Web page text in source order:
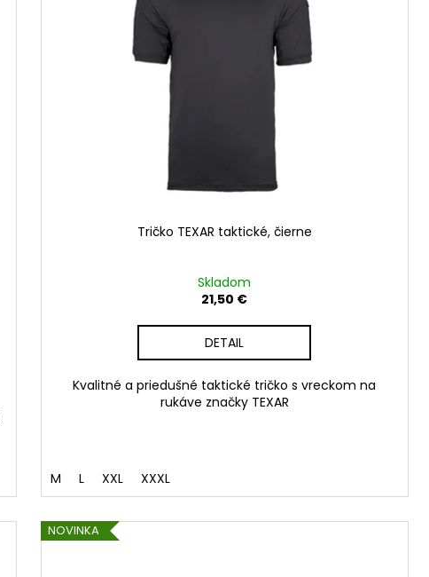
Tričko TEXAR taktické, čierne
Skladom
21,50 €
DETAIL
Kvalitné a priedušné taktické tričko s vreckom na
rukáve značky TEXAR
M L XXL XXXL
NOVINKA